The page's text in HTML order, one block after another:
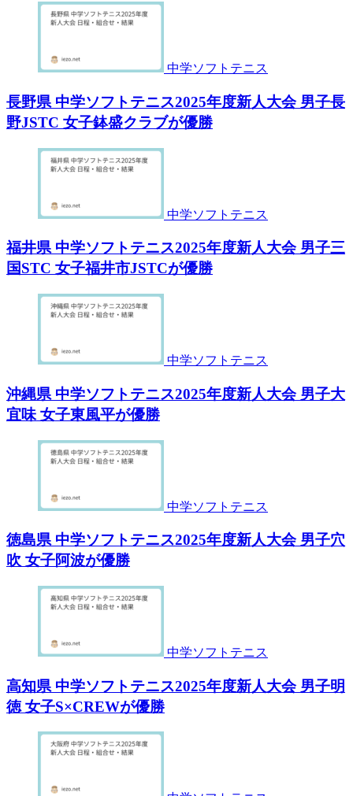
中学ソフトテニス
長野県 中学ソフトテニス2025年度新人大会 男子長
野JSTC 女子鉢盛クラブが優勝
中学ソフトテニス
福井県 中学ソフトテニス2025年度新人大会 男子三
国STC 女子福井市JSTCが優勝
中学ソフトテニス
沖縄県 中学ソフトテニス2025年度新人大会 男子大
宜味 女子東風平が優勝
中学ソフトテニス
徳島県 中学ソフトテニス2025年度新人大会 男子穴
吹 女子阿波が優勝
中学ソフトテニス
高知県 中学ソフトテニス2025年度新人大会 男子明
徳 女子S×CREWが優勝